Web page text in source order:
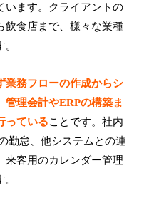
います。クライアントの
飲食店まで、様々な業種
業務フローの作成からシ
管理会計やERPの構築ま
っていることです。社内
勤怠、他システムとの連
来客用のカレンダー管理